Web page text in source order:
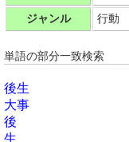
ジャンル 行動
単語の部分一致検索
後生
大事
後
生